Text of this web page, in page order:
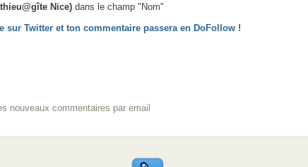
Nice)dans le champ "Nom"
sur Twitter et ton commentaire passera en DoFollow !
nouveaux commentaires par email